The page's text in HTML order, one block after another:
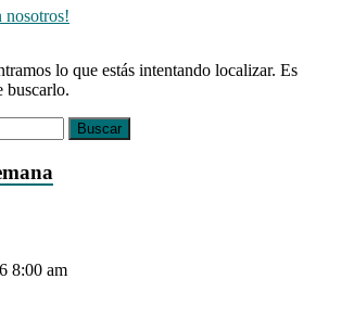
nosotros!
lo que estás intentando localizar. Es
buscarlo.
8:00 am